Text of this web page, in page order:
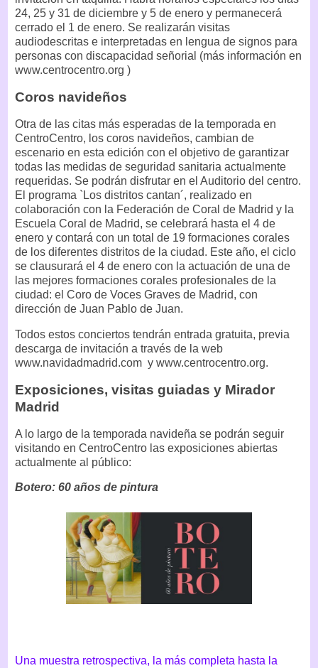
24, 25 y 31 de diciembre y 5 de enero y permanecerá
cerrado el 1 de enero. Se realizarán visitas
audiodescritas e interpretadas en lengua de signos para
personas con discapacidad señorial (más información en
www.centrocentro.org )
Coros navideños
Otra de las citas más esperadas de la temporada en
CentroCentro, los coros navideños, cambian de
escenario en esta edición con el objetivo de garantizar
todas las medidas de seguridad sanitaria actualmente
requeridas. Se podrán disfrutar en el Auditorio del centro.
El programa `Los distritos cantan´, realizado en
colaboración con la Federación de Coral de Madrid y la
Escuela Coral de Madrid, se celebrará hasta el 4 de
enero y contará con un total de 19 formaciones corales
de los diferentes distritos de la ciudad. Este año, el ciclo
se clausurará el 4 de enero con la actuación de una de
las mejores formaciones corales profesionales de la
ciudad: el Coro de Voces Graves de Madrid, con
dirección de Juan Pablo de Juan.
Todos estos conciertos tendrán entrada gratuita, previa
descarga de invitación a través de la web
www.navidadmadrid.com y www.centrocentro.org.
Exposiciones, visitas guiadas y Mirador
Madrid
A lo largo de la temporada navideña se podrán seguir
visitando en CentroCentro las exposiciones abiertas
actualmente al público:
Botero: 60 años de pintura
Una muestra retrospectiva, la más completa hasta la